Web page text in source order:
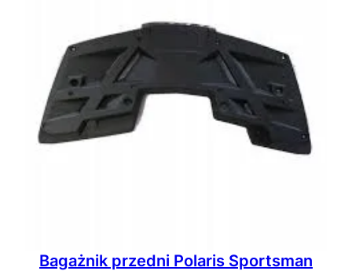
Bagażnik przedni Polaris Sportsman